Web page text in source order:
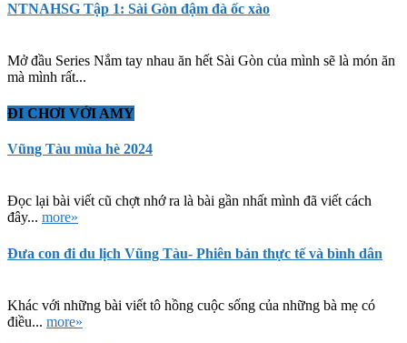
NTNAHSG Tập 1: Sài Gòn đậm đà ốc xào
Mở đầu Series Nắm tay nhau ăn hết Sài Gòn của mình sẽ là món ăn
mà mình rất...
ĐI CHƠI VỚI AMY
Vũng Tàu mùa hè 2024
Đọc lại bài viết cũ chợt nhớ ra là bài gần nhất mình đã viết cách
đây... more»
Đưa con đi du lịch Vũng Tàu- Phiên bản thực tế và bình dân
Khác với những bài viết tô hồng cuộc sống của những bà mẹ có
điều... more»